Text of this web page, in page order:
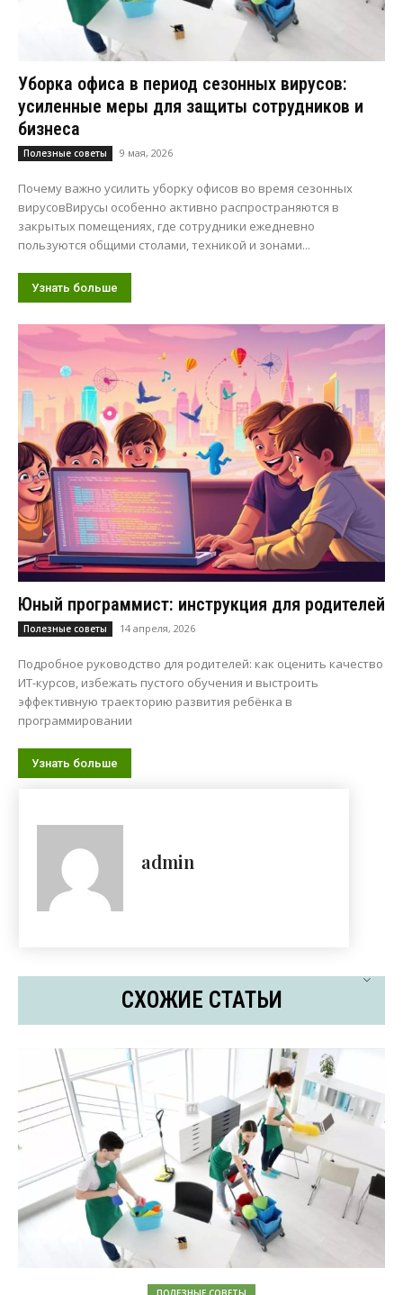
Уборка офиса в период сезонных вирусов:
усиленные меры для защиты сотрудников и
бизнеса
Полезные советы 9 мая, 2026
Почему важно усилить уборку офисов во время сезонных
вирусовВирусы особенно активно распространяются в
закрытых помещениях, где сотрудники ежедневно
пользуются общими столами, техникой и зонами...
Узнать больше
Юный программист: инструкция для родителей
Полезные советы 14 апреля, 2026
Подробное руководство для родителей: как оценить качество
ИТ-курсов, избежать пустого обучения и выстроить
эффективную траекторию развития ребёнка в
программировании
Узнать больше
admin
СХОЖИЕ СТАТЬИ